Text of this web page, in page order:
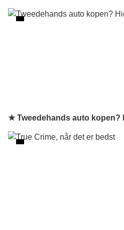
★ Tweedehands auto kopen?